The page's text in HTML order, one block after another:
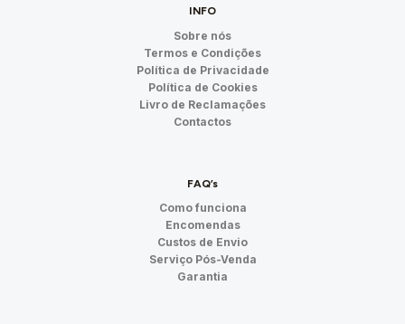
INFO
Sobre nós
Termos e Condições
Política de Privacidade
Política de Cookies
Livro de Reclamações
Contactos
FAQ’s
Como funciona
Encomendas
Custos de Envio
Serviço Pós-Venda
Garantia